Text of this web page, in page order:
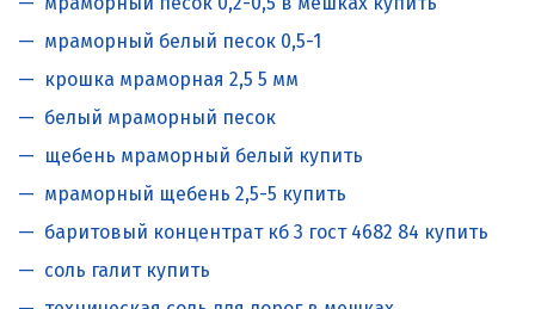
мраморный белый песок 0,5-1
крошка мраморная 2,5 5 мм
белый мраморный песок
щебень мраморный белый купить
мраморный щебень 2,5-5 купить
баритовый концентрат кб 3 гост 4682 84 купить
соль галит купить